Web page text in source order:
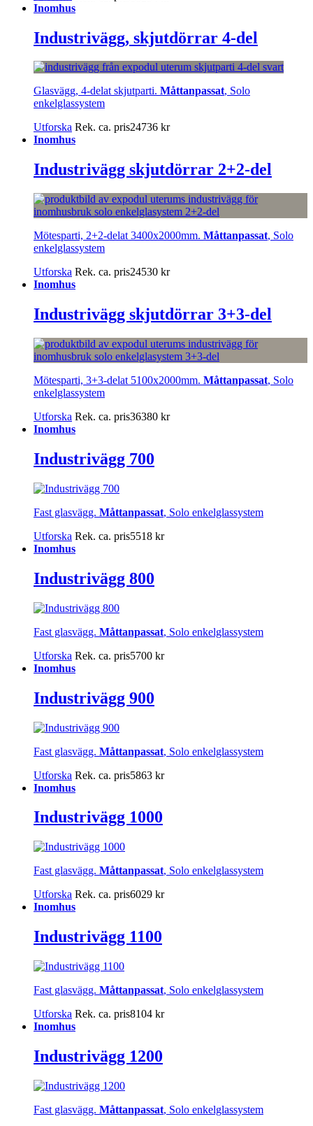
Inomhus
Industrivägg, skjutdörrar 4-del
Glasvägg, 4-delat skjutparti. Måttanpassat, Solo
enkelglassystem
Utforska Rek. ca. pris24736 kr
Inomhus
Industrivägg skjutdörrar 2+2-del
Mötesparti, 2+2-delat 3400x2000mm. Måttanpassat, Solo
enkelglassystem
Utforska Rek. ca. pris24530 kr
Inomhus
Industrivägg skjutdörrar 3+3-del
Mötesparti, 3+3-delat 5100x2000mm. Måttanpassat, Solo
enkelglassystem
Utforska Rek. ca. pris36380 kr
Inomhus
Industrivägg 700
Fast glasvägg. Måttanpassat, Solo enkelglassystem
Utforska Rek. ca. pris5518 kr
Inomhus
Industrivägg 800
Fast glasvägg. Måttanpassat, Solo enkelglassystem
Utforska Rek. ca. pris5700 kr
Inomhus
Industrivägg 900
Fast glasvägg. Måttanpassat, Solo enkelglassystem
Utforska Rek. ca. pris5863 kr
Inomhus
Industrivägg 1000
Fast glasvägg. Måttanpassat, Solo enkelglassystem
Utforska Rek. ca. pris6029 kr
Inomhus
Industrivägg 1100
Fast glasvägg. Måttanpassat, Solo enkelglassystem
Utforska Rek. ca. pris8104 kr
Inomhus
Industrivägg 1200
Fast glasvägg. Måttanpassat, Solo enkelglassystem